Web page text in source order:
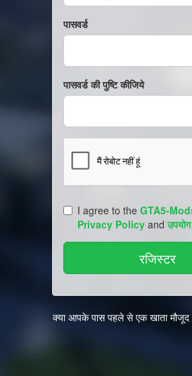
पासवर्ड
पासवर्ड की पुष्टि कीजिये
I agree to the GTA5-
Privacy Policy and
क्या आपके पास पहले से एक खाता